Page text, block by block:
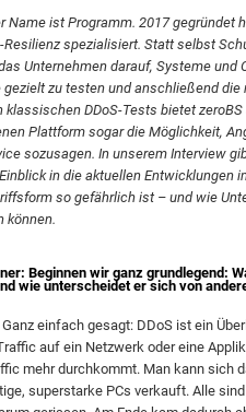
Name ist Programm. 2017 gegründet
Resilienz spezialisiert. Statt selbst
Unternehmen darauf, Systeme und
gezielt zu testen und anschließend
klassischen DDoS-Tests bietet
Plattform sogar die Möglichkeit,
sozusagen. In unserem Interview
in die aktuellen Entwicklungen
so gefährlich ist – und wie
können.
Beginnen wir ganz grundlegend:
wie unterscheidet er sich von
Ganz einfach gesagt: DDoS ist ein
auf ein Netzwerk oder eine
mehr durchkommt. Man kann sich
superstarke PCs verkauft. Alle